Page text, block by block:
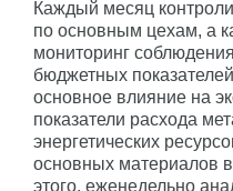
Каждый месяц
по основным цехам, а
мониторинг
бюджетных
основное влияние на
показатели расхода
энергетических
основных материалов
этого, еженедельно